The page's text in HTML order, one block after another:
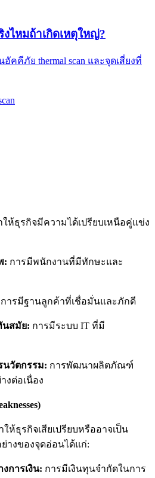
ไหมถ้าเกิดเหตุใหญ่?
คคีภัย thermal scan และจุดเสี่ยงที่
ห้ธุรกิจมีความได้เปรียบเหนือคู่แข่ง
: การมีพนักงานที่มีทักษะและ
การมีฐานลูกค้าที่เชื่อมั่นและภักดี
นสมัย: การมีระบบ IT ที่มี
นวัตกรรม: การพัฒนาผลิตภัณฑ์
งต่อเนื่อง
ห้ธุรกิจเสียเปรียบหรืออาจเป็น
างของจุดอ่อนได้แก่:
การเงิน: การมีเงินทุนจำกัดในการ